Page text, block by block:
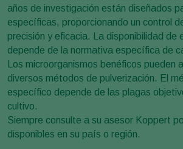
años de investigación están diseñados
específicas, proporcionando un control
precisión y eficacia. La disponibilidad de
depende de la normativa específica de
Los microorganismos benéficos pueden
diversos métodos de pulverización. El
específico depende de las plagas
cultivo.
Siempre consulte a su asesor Koppert
disponibles en su país o región.